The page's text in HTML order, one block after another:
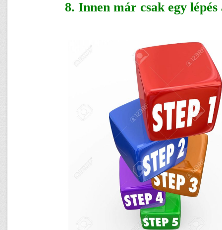
8. Innen már csak egy lépés